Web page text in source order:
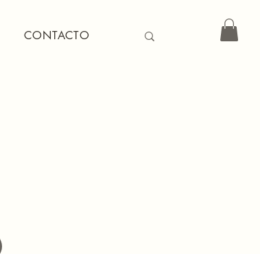
CONTACTO